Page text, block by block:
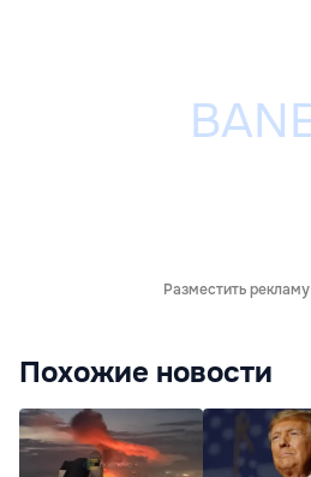
Разместить
Похожие новости